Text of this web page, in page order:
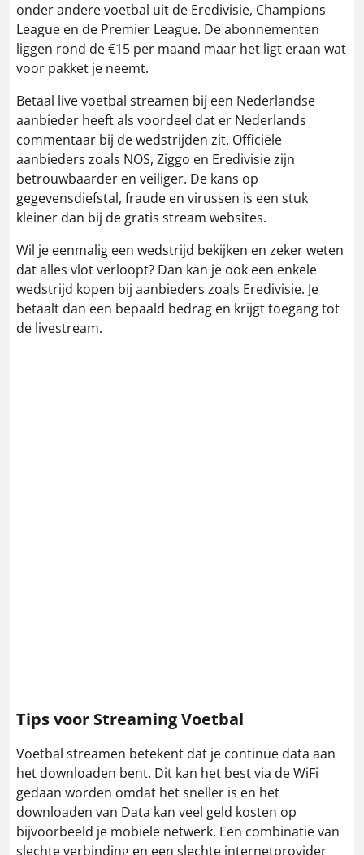
onder andere voetbal uit de Eredivisie, Champions
League en de Premier League. De abonnementen
liggen rond de €15 per maand maar het ligt eraan wat
voor pakket je neemt.
Betaal live voetbal streamen bij een Nederlandse
aanbieder heeft als voordeel dat er Nederlands
commentaar bij de wedstrijden zit. Officiële
aanbieders zoals NOS, Ziggo en Eredivisie zijn
betrouwbaarder en veiliger. De kans op
gegevensdiefstal, fraude en virussen is een stuk
kleiner dan bij de gratis stream websites.
Wil je eenmalig een wedstrijd bekijken en zeker weten
dat alles vlot verloopt? Dan kan je ook een enkele
wedstrijd kopen bij aanbieders zoals Eredivisie. Je
betaalt dan een bepaald bedrag en krijgt toegang tot
de livestream.
Tips voor Streaming Voetbal
Voetbal streamen betekent dat je continue data aan
het downloaden bent. Dit kan het best via de WiFi
gedaan worden omdat het sneller is en het
downloaden van Data kan veel geld kosten op
bijvoorbeeld je mobiele netwerk. Een combinatie van
slechte verbinding en een slechte internetprovider